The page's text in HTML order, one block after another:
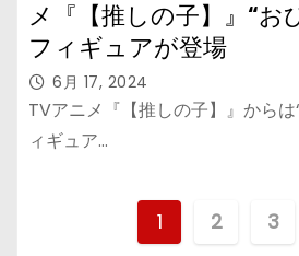
メ『【推しの子】』“お
フィギュアが登場
6月 17, 2024
TVアニメ『【推しの子】』からは
ィギュア…
投1 2 3